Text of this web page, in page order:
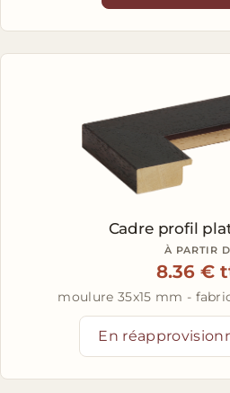
Cadre profil
À PARTIR
8.36 €
moulure 35x15 mm -
En